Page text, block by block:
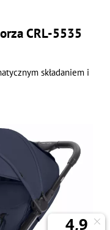
CRL-5535
składaniem i